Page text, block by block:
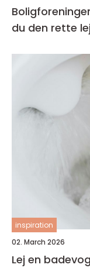
Boligforeninger i
du den rette
inspiration
02. March 2026
Lej en